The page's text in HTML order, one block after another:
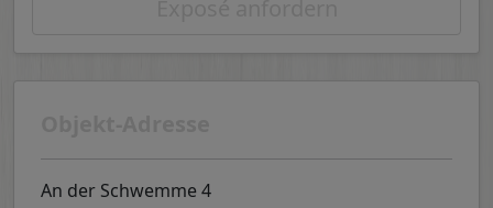
An der Schwemme 4